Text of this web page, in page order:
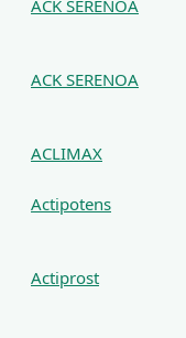
ACK SERENOA
ACK SERENOA
ACLIMAX
Actipotens
Actiprost